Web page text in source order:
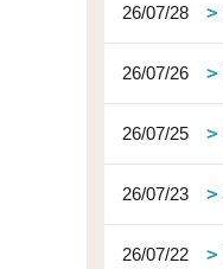
26/07/28
26/07/26
26/07/25
26/07/23
26/07/22